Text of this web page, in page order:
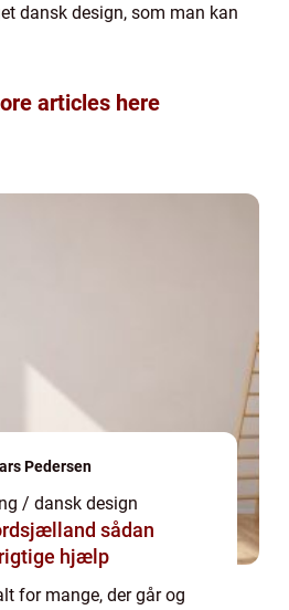
dansk design, som man kan
articles here
Pedersen
/ dansk design
sådan
hjælp
for mange, der går og